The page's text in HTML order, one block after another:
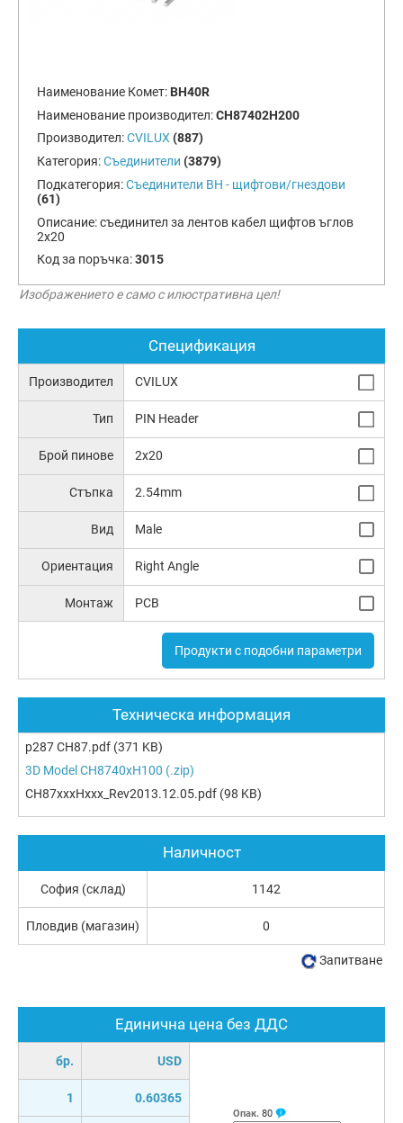
Наименование Комет: BH40R
Наименование производител:CH87402H200
Производител:CVILUX (887)
Категория:Съединители (3879)
Подкатегория:Съединители BH - щифтови/гнездови
(61)
Описание:съединител за лентов кабел щифтов ъглов
2х20
Код за поръчка:3015
Изображението е само с илюстративна цел!
Спецификация
Производител CVILUX
Тип PIN Header
Брой пинове 2x20
Стъпка 2.54mm
Вид Male
Ориентация Right Angle
Монтаж PCB
Продукти с подобни параметри
Техническа информация
p287 CH87.pdf (371 KB)
3D Model CH8740xH100 (.zip)
CH87xxxHxxx_Rev2013.12.05.pdf (98 KB)
Единична цена без ДДС
бр. USD
1 0.60365
Опак. 80
Наличност
София (склад) 1142
Пловдив (магазин) 0
Запитване